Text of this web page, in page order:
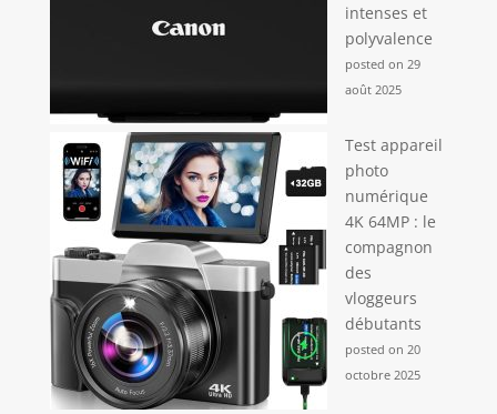
intenses et
polyvalence
posted on 29
août 2025
Test appareil
photo
numérique
4K 64MP : le
compagnon
des
vloggeurs
débutants
posted on 20
octobre 2025